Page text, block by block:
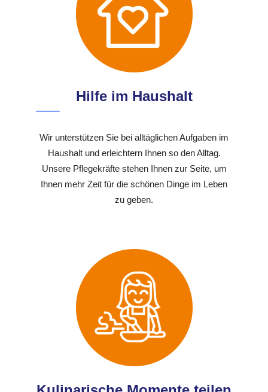
Hilfe im Haushalt
Wir unterstützen Sie bei alltäglichen Aufgaben im
Haushalt und erleichtern Ihnen so den Alltag.
Unsere Pflegekräfte stehen Ihnen zur Seite, um
Ihnen mehr Zeit für die schönen Dinge im Leben
zu geben.